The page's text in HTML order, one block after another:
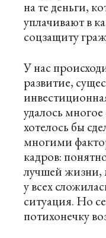
на те деньги,
уплачивают в
соцзащиту
У нас
развитие,
удалось
хотелось бы
многими
кадров:
лучшей жизни,
у всех
ситуация. Но
потихонечку